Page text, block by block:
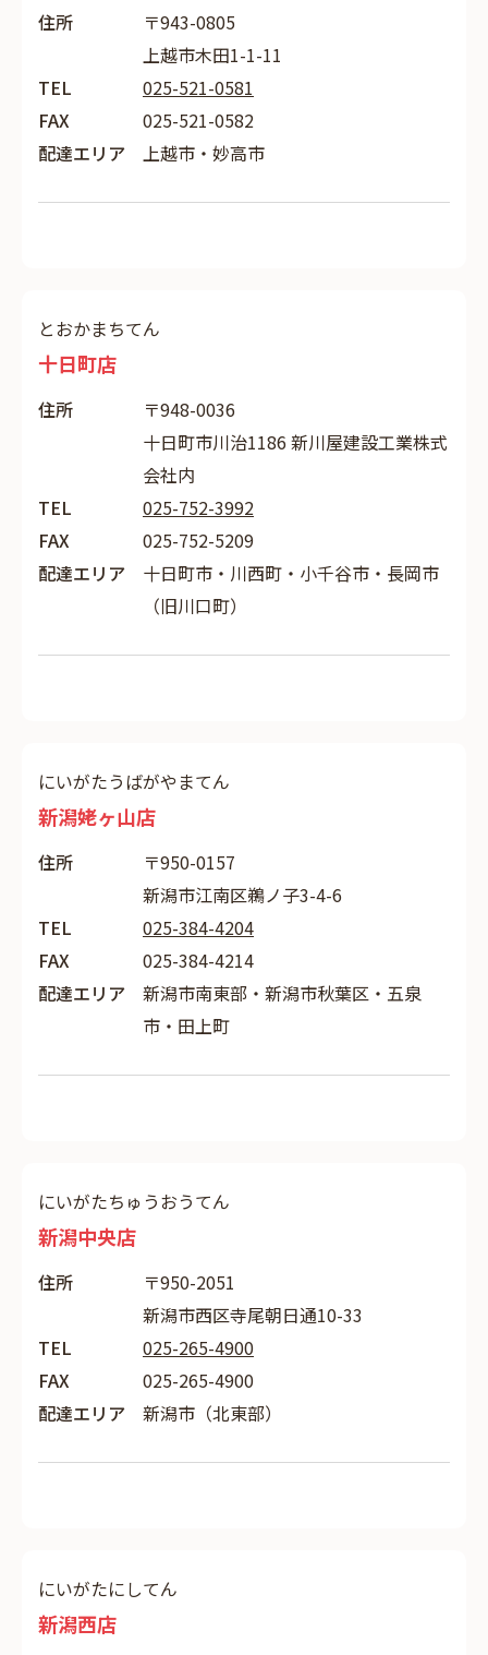
住所
〒943-0805
上越市木田1-1-11
TEL
025-521-0581
FAX
025-521-0582
配達エリア
上越市・妙高市
とおかまちてん
十日町店
住所
〒948-0036
十日町市川治1186 新川屋建設工業株式
会社内
TEL
025-752-3992
FAX
025-752-5209
配達エリア
十日町市・川西町・小千谷市・長岡市
（旧川口町）
にいがたうばがやまてん
新潟姥ヶ山店
住所
〒950-0157
新潟市江南区鵜ノ子3-4-6
TEL
025-384-4204
FAX
025-384-4214
配達エリア
新潟市南東部・新潟市秋葉区・五泉
市・田上町
にいがたちゅうおうてん
新潟中央店
住所
〒950-2051
新潟市西区寺尾朝日通10-33
TEL
025-265-4900
FAX
025-265-4900
配達エリア
新潟市（北東部）
にいがたにしてん
新潟西店